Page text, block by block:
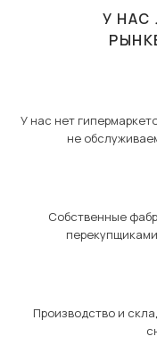
У НАС
У нас нет
не
Собственные
Производство и